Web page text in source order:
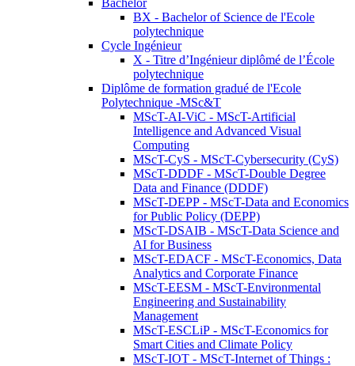
Bachelor
BX - Bachelor of Science de l'Ecole
polytechnique
Cycle Ingénieur
X - Titre d’Ingénieur diplômé de l’École
polytechnique
Diplôme de formation gradué de l'Ecole
Polytechnique -MSc&T
MScT-AI-ViC - MScT-Artificial
Intelligence and Advanced Visual
Computing
MScT-CyS - MScT-Cybersecurity (CyS)
MScT-DDDF - MScT-Double Degree
Data and Finance (DDDF)
MScT-DEPP - MScT-Data and Economics
for Public Policy (DEPP)
MScT-DSAIB - MScT-Data Science and
AI for Business
MScT-EDACF - MScT-Economics, Data
Analytics and Corporate Finance
MScT-EESM - MScT-Environmental
Engineering and Sustainability
Management
MScT-ESCLiP - MScT-Economics for
Smart Cities and Climate Policy
MScT-IOT - MScT-Internet of Things :